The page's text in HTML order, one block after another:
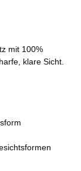
mit 100%
klare Sicht.